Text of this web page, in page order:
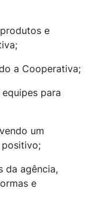
e
a Cooperativa;
para
um
da agência,
e